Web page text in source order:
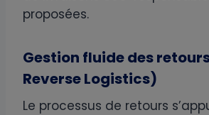
proposées.
Gestion fluide des
Reverse Logistics)
Le processus de retours